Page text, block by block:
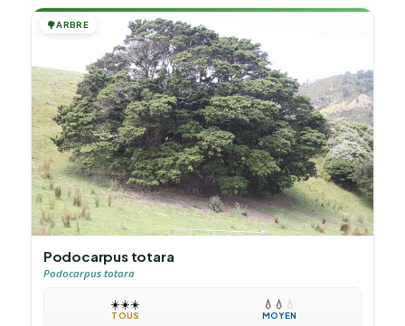
🌳ARBRE
Podocarpus totara
Podocarpus totara
☀️☀️☀️
TOUS
💧 💧 💧
MOYEN